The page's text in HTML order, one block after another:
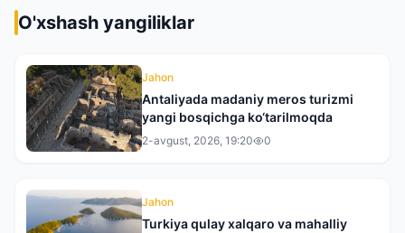
O'xshash yangiliklar
Jahon
Antaliyada madaniy meros turizmi
yangi bosqichga ko‘tarilmoqda
2-avgust, 2026, 19:20 0
Jahon
Turkiya qulay xalqaro va mahalliy